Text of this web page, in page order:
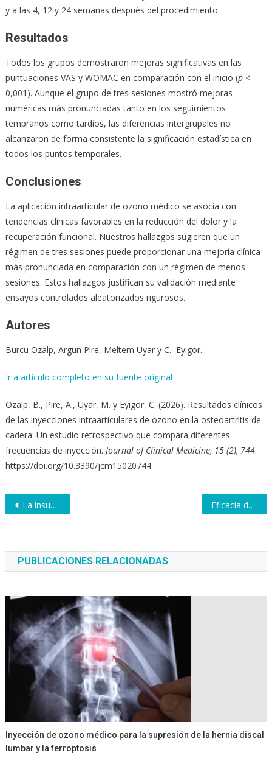
y a las 4, 12 y 24 semanas después del procedimiento.
Resultados
Todos los grupos demostraron mejoras significativas en las
puntuaciones VAS y WOMAC en comparación con el inicio (p<
0,001). Aunque el grupo de tres sesiones mostró mejoras
numéricas más pronunciadas tanto en los seguimientos
tempranos como tardíos, las diferencias intergrupales no
alcanzaron de forma consistente la significación estadística en
todos los puntos temporales.
Conclusiones
La aplicación intraarticular de ozono médico se asocia con
tendencias clínicas favorables en la reducción del dolor y la
recuperación funcional. Nuestros hallazgos sugieren que un
régimen de tres sesiones puede proporcionar una mejoría clínica
más pronunciada en comparación con un régimen de menos
sesiones. Estos hallazgos justifican su validación mediante
ensayos controlados aleatorizados rigurosos.
Autores
Burcu Ozalp, Argun Pire, Meltem Uyar y C. Eyigor.
Ir a artículo completo en su fuente original
Ozalp, B., Pire, A., Uyar, M. y Eyigor, C. (2026). Resultados clínicos
de las inyecciones intraarticulares de ozono en la osteoartritis de
cadera: Un estudio retrospectivo que compara diferentes
frecuencias de inyección. Journal of Clinical Medicine, 15 (2), 744.
https://doi.org/10.3390/jcm15020744
Navegación
entradas
La insuflación rectal con ozono médico atenúa la inflamación pulmonar Eficacia de la autohemoterapia mayor con ozono médico
PUBLICACIONES RELACIONADAS
Inyección de ozono médico para la supresión de la hernia discal
lumbar y la ferroptosis